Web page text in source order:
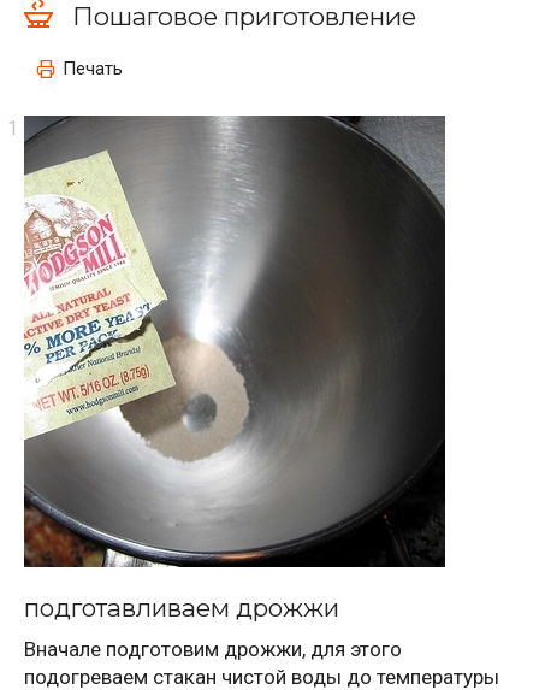
Пошаговое приготовление
Печать
подготавливаем дрожжи
Вначале подготовим дрожжи, для этого
подогреваем стакан чистой воды до температуры